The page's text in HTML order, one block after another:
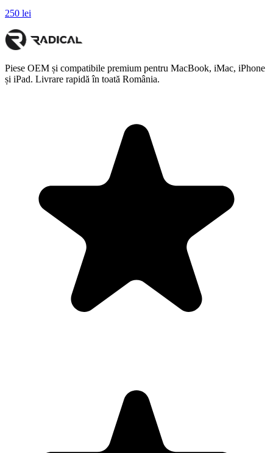
250 lei
Piese OEM și compatibile premium pentru MacBook, iMac, iPhone
și iPad. Livrare rapidă în toată România.